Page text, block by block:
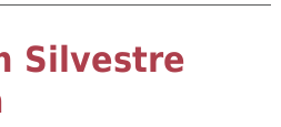
Silvestre